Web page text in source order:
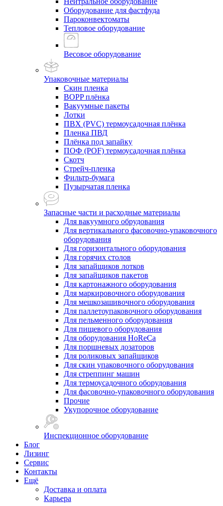
Оборудование для фастфуда
Пароконвектоматы
Тепловое оборудование
Весовое оборудование
Упаковочные материалы
Скин пленка
BOPP плёнка
Вакуумные пакеты
Лотки
ПВХ (PVC) термоусадочная плёнка
Пленка ПВД
Плёнка под запайку
ПОФ (POF) термоусадочная плёнка
Скотч
Стрейч-пленка
Фильтр-бумага
Пузырчатая пленка
Запасные части и расходные материалы
Для вакуумного обрудования
Для вертикального фасовочно-упаковочного
оборудования
Для горизонтального оборудования
Для горячих столов
Для запайщиков лотков
Для запайщиков пакетов
Для картонажного оборудования
Для маркировочного оборудования
Для мешкозашивочного оборудования
Для паллетоупаковочного оборудования
Для пельменного оборудования
Для пищевого оборудования
Для оборудования HoReCa
Для поршневых дозаторов
Для роликовых запайщиков
Для скин упаковочного оборудования
Для стреппинг машин
Для термоусадочного оборудования
Для фасовочно-упаковочного оборудования
Прочие
Укупорочное оборудование
Инспекционное оборудование
Блог
Лизинг
Сервис
Контакты
Ещё
Доставка и оплата
Карьера